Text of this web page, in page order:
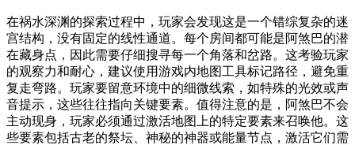
在祸水深渊的探索过程中，玩家会发现这是一个错综复杂的迷
宫结构，没有固定的线性通道。每个房间都可能是阿煞巴的潜
在藏身点，因此需要仔细搜寻每一个角落和岔路。这考验玩家
的观察力和耐心，建议使用游戏内地图工具标记路径，避免重
复走弯路。玩家要留意环境中的细微线索，如特殊的光效或声
音提示，这些往往指向关键要素。值得注意的是，阿煞巴不会
主动现身，玩家必须通过激活地图上的特定要素来召唤他。这
些要素包括古老的祭坛、神秘的神器或能量节点，激活它们需